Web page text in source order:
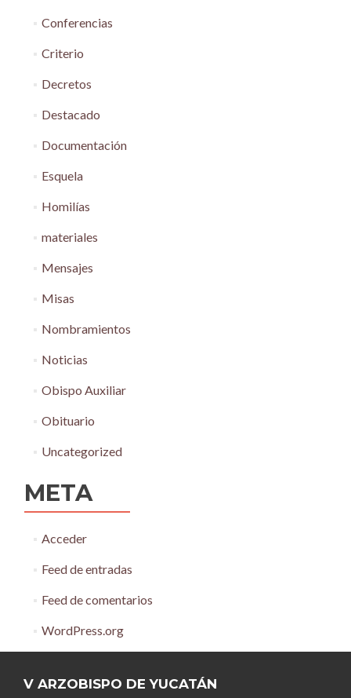
Conferencias
Criterio
Decretos
Destacado
Documentación
Esquela
Homilías
materiales
Mensajes
Misas
Nombramientos
Noticias
Obispo Auxiliar
Obituario
Uncategorized
META
Acceder
Feed de entradas
Feed de comentarios
WordPress.org
V ARZOBISPO DE YUCATÁN